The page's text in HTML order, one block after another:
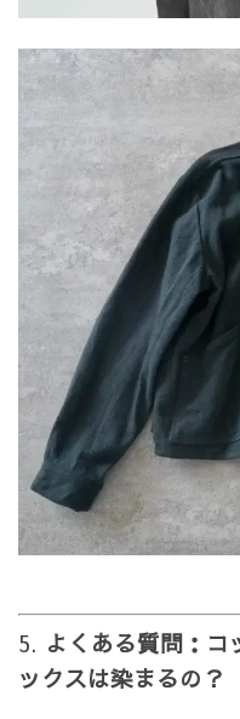
5. よくある質問：コ
ックスは染まるの？